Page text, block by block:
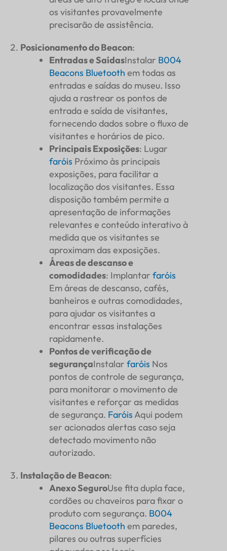
os visitantes provavelmente
precisarão de assistência.
Posicionamento do Beacon:
Entradas e SaídasInstalar B004
Beacons Bluetooth em todas as
entradas e saídas do museu. Isso
ajuda a rastrear os pontos de
entrada e saída de visitantes,
fornecendo dados sobre o fluxo de
visitantes e horários de pico.
Principais Exposições: Lugar
faróis Próximo às principais
exposições, para facilitar a
localização dos visitantes. Essa
disposição também permite a
apresentação de informações
relevantes e conteúdo interativo à
medida que os visitantes se
aproximam das exposições.
Áreas de descanso e
comodidades: Implantar faróis
Em áreas de descanso, cafés,
banheiros e outras comodidades,
para ajudar os visitantes a
encontrar essas instalações
rapidamente.
Pontos de verificação de
segurançaInstalar faróis Nos
pontos de controle de segurança,
para monitorar o movimento de
visitantes e reforçar as medidas
de segurança. FaróisAqui podem
ser acionados alertas caso seja
detectado movimento não
autorizado.
Instalação de Beacon:
Anexo SeguroUse fita dupla face,
cordões ou chaveiros para fixar o
produto com segurança. B004
Beacons Bluetooth em paredes,
pilares ou outras superfícies